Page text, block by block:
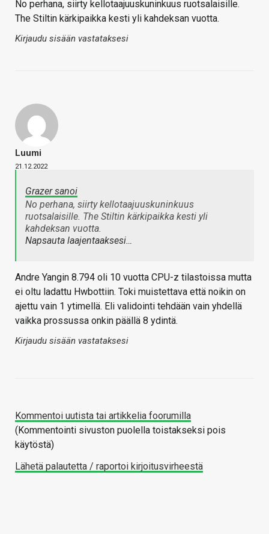
No perhana, siirty kellotaajuuskuninkuus ruotsalaisille.
The Stiltin kärkipaikka kesti yli kahdeksan vuotta.
Kirjaudu sisään vastataksesi
Luumi
21.12.2022
Grazer sanoi
No perhana, siirty kellotaajuuskuninkuus
ruotsalaisille. The Stiltin kärkipaikka kesti yli
kahdeksan vuotta.
Napsauta laajentaaksesi…
Andre Yangin 8.794 oli 10 vuotta CPU-z tilastoissa mutta
ei oltu ladattu Hwbottiin. Toki muistettava että noikin on
ajettu vain 1 ytimellä. Eli validointi tehdään vain yhdellä
vaikka prossussa onkin päällä 8 ydintä.
Kirjaudu sisään vastataksesi
Kommentoi uutista tai artikkelia foorumilla
(Kommentointi sivuston puolella toistakseksi pois
käytöstä)
Lähetä palautetta / raportoi kirjoitusvirheestä